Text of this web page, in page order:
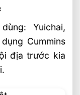
loại
Yuichai,
Cummins
địa trước kia